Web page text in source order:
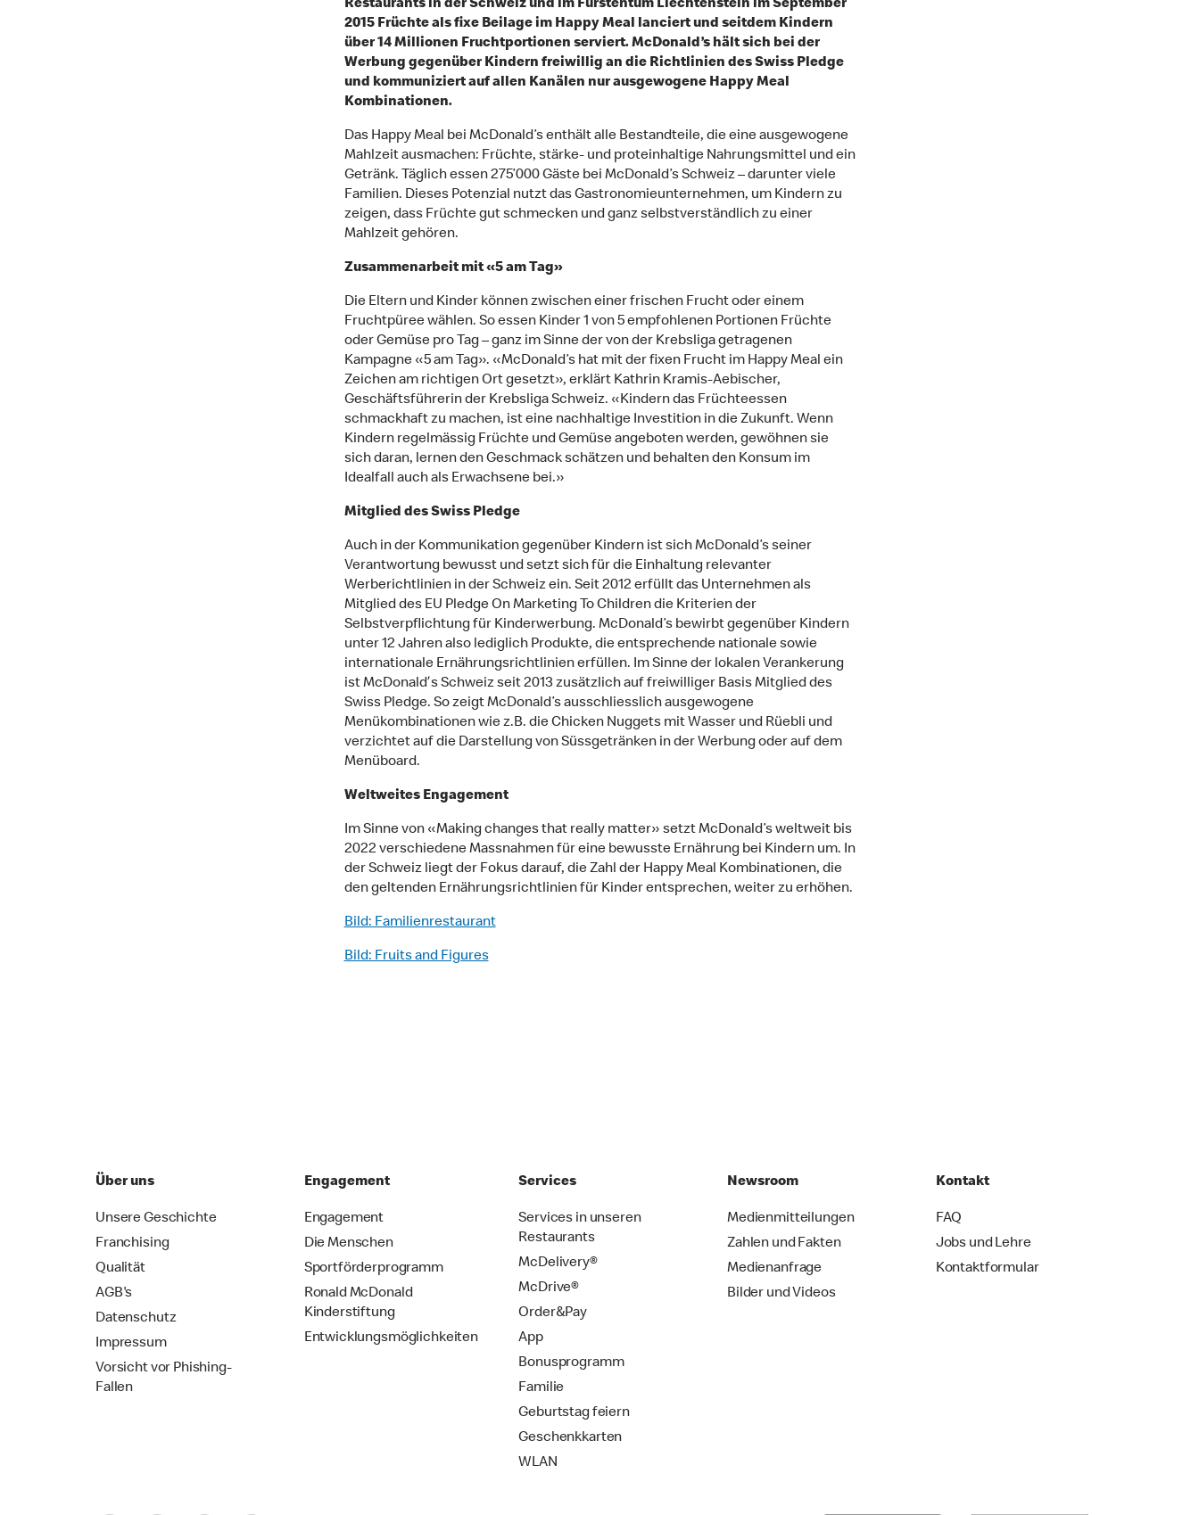
Restaurants in der Schweiz und im Fürstentum Liechtenstein im September
2015 Früchte als fixe Beilage im Happy Meal lanciert und seitdem Kindern
über 14 Millionen Fruchtportionen serviert. McDonald’s hält sich bei der
Werbung gegenüber Kindern freiwillig an die Richtlinien des Swiss Pledge
und kommuniziert auf allen Kanälen nur ausgewogene Happy Meal
Kombinationen.
Das Happy Meal bei McDonald’s enthält alle Bestandteile, die eine ausgewogene
Mahlzeit ausmachen: Früchte, stärke- und proteinhaltige Nahrungsmittel und ein
Getränk. Täglich essen 275’000 Gäste bei McDonald’s Schweiz – darunter viele
Familien. Dieses Potenzial nutzt das Gastronomieunternehmen, um Kindern zu
zeigen, dass Früchte gut schmecken und ganz selbstverständlich zu einer
Mahlzeit gehören.
Zusammenarbeit mit «5 am Tag»
Die Eltern und Kinder können zwischen einer frischen Frucht oder einem
Fruchtpüree wählen. So essen Kinder 1 von 5 empfohlenen Portionen Früchte
oder Gemüse pro Tag – ganz im Sinne der von der Krebsliga getragenen
Kampagne «5 am Tag». «McDonald’s hat mit der fixen Frucht im Happy Meal ein
Zeichen am richtigen Ort gesetzt», erklärt Kathrin Kramis-Aebischer,
Geschäftsführerin der Krebsliga Schweiz. «Kindern das Früchteessen
schmackhaft zu machen, ist eine nachhaltige Investition in die Zukunft. Wenn
Kindern regelmässig Früchte und Gemüse angeboten werden, gewöhnen sie
sich daran, lernen den Geschmack schätzen und behalten den Konsum im
Idealfall auch als Erwachsene bei.»
Mitglied des Swiss Pledge
Auch in der Kommunikation gegenüber Kindern ist sich McDonald’s seiner
Verantwortung bewusst und setzt sich für die Einhaltung relevanter
Werberichtlinien in der Schweiz ein. Seit 2012 erfüllt das Unternehmen als
Mitglied des EU Pledge On Marketing To Children die Kriterien der
Selbstverpflichtung für Kinderwerbung. McDonald’s bewirbt gegenüber Kindern
unter 12 Jahren also lediglich Produkte, die entsprechende nationale sowie
internationale Ernährungsrichtlinien erfüllen. Im Sinne der lokalen Verankerung
ist McDonaldʼs Schweiz seit 2013 zusätzlich auf freiwilliger Basis Mitglied des
Swiss Pledge. So zeigt McDonald’s ausschliesslich ausgewogene
Menükombinationen wie z.B. die Chicken Nuggets mit Wasser und Rüebli und
verzichtet auf die Darstellung von Süssgetränken in der Werbung oder auf dem
Menüboard.
Weltweites Engagement
Im Sinne von «Making changes that really matter» setzt McDonald’s weltweit bis
2022 verschiedene Massnahmen für eine bewusste Ernährung bei Kindern um. In
der Schweiz liegt der Fokus darauf, die Zahl der Happy Meal Kombinationen, die
den geltenden Ernährungsrichtlinien für Kinder entsprechen, weiter zu erhöhen.
Bild: Familienrestaurant
Bild: Fruits and Figures
Über uns
Unsere Geschichte
Franchising
Qualität
AGB's
Datenschutz
Impressum
Vorsicht vor Phishing-
Fallen
Engagement
Engagement
Die Menschen
Sportförderprogramm
Ronald McDonald
Kinderstiftung
Entwicklungsmöglichkeiten
Services
Services in unseren
Restaurants
McDelivery®
McDrive®
Order&Pay
App
Bonusprogramm
Familie
Geburtstag feiern
Geschenkkarten
WLAN
Newsroom
Medienmitteilungen
Zahlen und Fakten
Medienanfrage
Bilder und Videos
Kontakt
FAQ
Jobs und Lehre
Kontaktformular